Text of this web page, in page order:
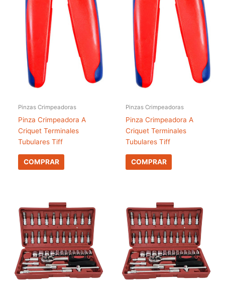
Pinzas Crimpeadoras
Pinza Crimpeadora A
Criquet Terminales
Tubulares Tiff
COMPRAR
Pinzas Crimpeadoras
Pinza Crimpeadora A
Criquet Terminales
Tubulares Tiff
COMPRAR